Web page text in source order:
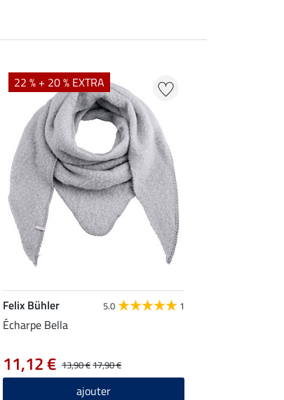
22 % + 20 % EXTRA
Felix Bühler 5.0 1
Écharpe Bella
13,90 €17,90 €
11,12 €
ajouter